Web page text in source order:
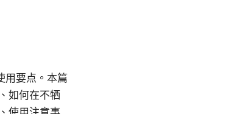
用要点。本篇
如何在不牺